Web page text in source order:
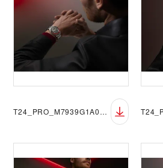
T24_PRO_M7939G1A0NRU-0001_084